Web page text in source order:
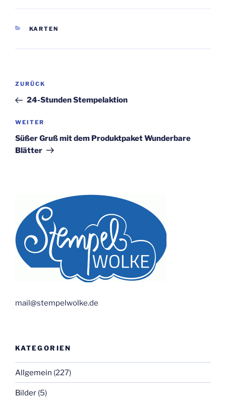
KATEGORIEN
KARTEN
Beitragsnavigation
Vorheriger
Beitrag
ZURÜCK
24-Stunden Stempelaktion
Nächster
Beitrag
WEITER
Süßer Gruß mit dem Produktpaket Wunderbare
Blätter
mail@stempelwolke.de
KATEGORIEN
Allgemein (227)
Bilder (5)